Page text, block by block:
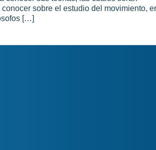
sobre el estudio del movimiento,
[…]